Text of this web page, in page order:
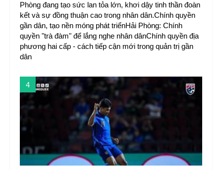
Phòng đang tạo sức lan tỏa lớn, khơi dậy tinh thần đoàn
kết và sự đồng thuận cao trong nhân dân.​Chính quyền
gần dân, tạo nền móng phát triểnHải Phòng: Chính
quyền "trà đàm" để lắng nghe nhân dânChính quyền địa
phương hai cấp - cách tiếp cận mới trong quản trị gần
dân
4